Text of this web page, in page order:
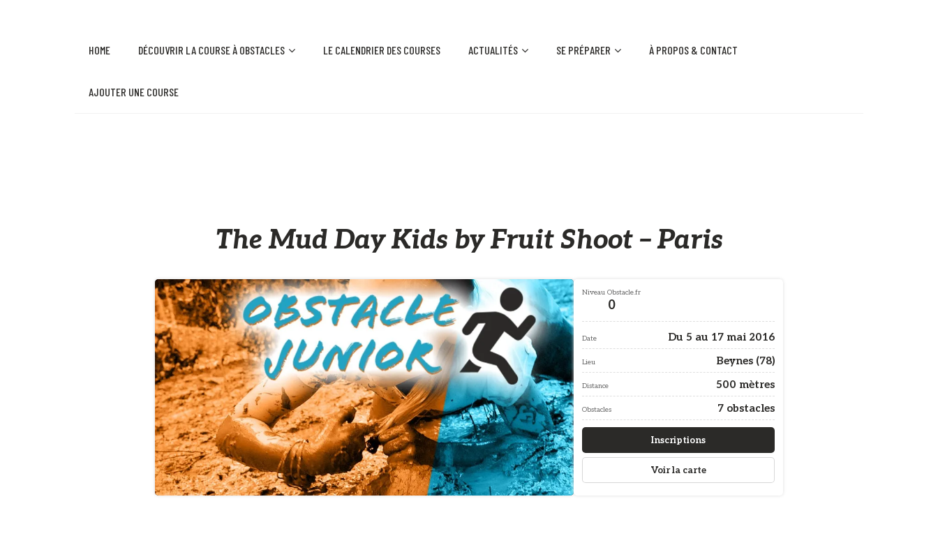
HOME DÉCOUVRIR LA COURSE À OBSTACLES LE CALENDRIER DES COURSES ACTUALITÉS SE PRÉPARER À PROPOS & CONTACT
AJOUTER UNE COURSE
The Mud Day Kids by Fruit Shoot – Paris
Niveau Obstacle.fr
0
Date Du 5 au 17 mai 2016
Lieu Beynes (78)
Distance 500 mètres
Obstacles 7 obstacles
Inscriptions
Voir la carte